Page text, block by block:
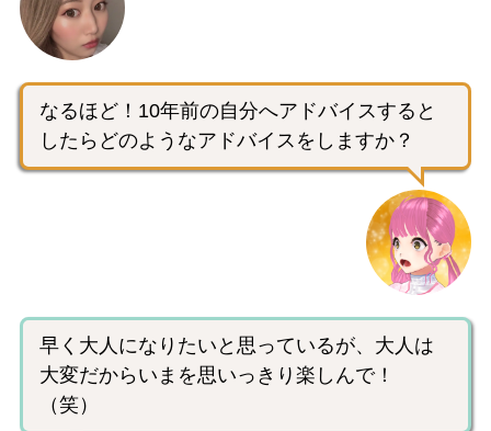
なるほど！10年前の自分へアドバイスすると
したらどのようなアドバイスをしますか？
早く大人になりたいと思っているが、大人は
大変だからいまを思いっきり楽しんで！
（笑）